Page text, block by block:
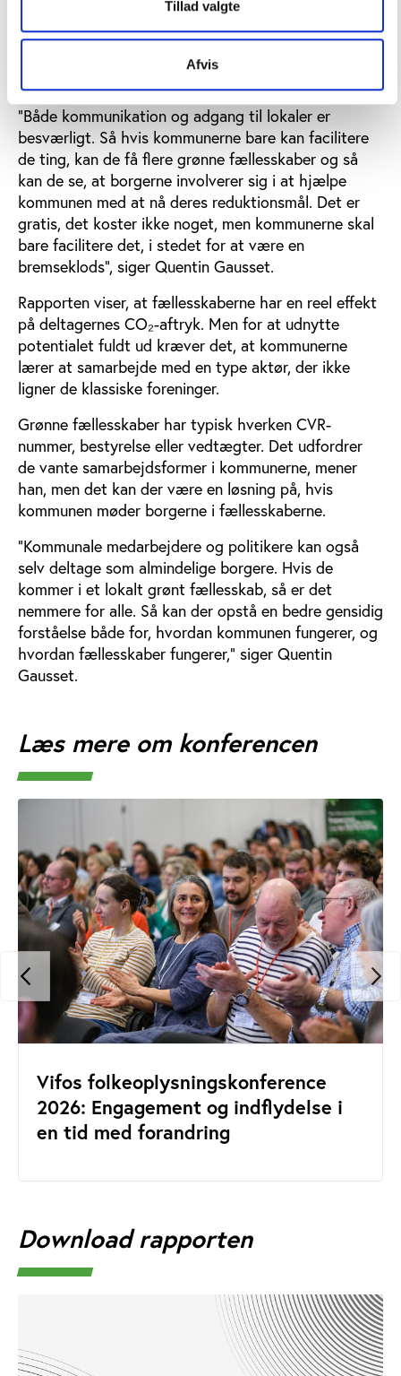
Tillad valgte
Afvis
det ikke store investeringer, men snarere praktisk og
organisatorisk støtte, som f.eks. at hjælpe med at
stille lokaler til rådighed og hjælpe med synlighed i
”Både kommunikation og adgang til lokaler er
besværligt. Så hvis kommunerne bare kan facilitere
de ting, kan de få flere grønne fællesskaber og så
kan de se, at borgerne involverer sig i at hjælpe
kommunen med at nå deres reduktionsmål. Det er
gratis, det koster ikke noget, men kommunerne skal
bare facilitere det, i stedet for at være en
bremseklods”, siger Quentin Gausset.
Rapporten viser, at fællesskaberne har en reel effekt
på deltagernes CO₂-aftryk. Men for at udnytte
potentialet fuldt ud kræver det, at kommunerne
lærer at samarbejde med en type aktør, der ikke
ligner de klassiske foreninger.
Grønne fællesskaber har typisk hverken CVR-
nummer, bestyrelse eller vedtægter. Det udfordrer
de vante samarbejdsformer i kommunerne, mener
han, men det kan der være en løsning på, hvis
kommunen møder borgerne i fællesskaberne.
”Kommunale medarbejdere og politikere kan også
selv deltage som almindelige borgere. Hvis de
kommer i et lokalt grønt fællesskab, så er det
nemmere for alle. Så kan der opstå en bedre gensidig
forståelse både for, hvordan kommunen fungerer, og
hvordan fællesskaber fungerer,” siger Quentin
Gausset.
Læs mere om konferencen
Vifos folkeoplysningskonference
2026: Engagement og indflydelse i
en tid med forandring
Download rapporten